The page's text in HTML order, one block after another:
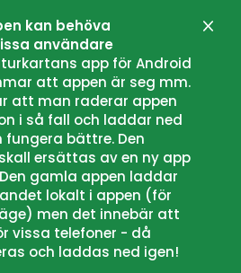
kan behöva
användare
app för Android
att appen är seg mm.
att man raderar appen
i så fall och laddar ned
fungera bättre. Den
ersättas av en ny app
gamla appen laddar
lokalt i appen (för
men det innebär att
vissa telefoner - då
och laddas ned igen!